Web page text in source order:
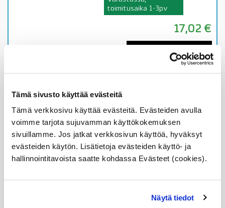
Tämä sivusto käyttää evästeitä
Tämä verkkosivu käyttää evästeitä. Evästeiden avulla
voimme tarjota sujuvamman käyttökokemuksen
sivuillamme. Jos jatkat verkkosivun käyttöä, hyväksyt
evästeiden käytön. Lisätietoja evästeiden käyttö- ja
hallinnointitavoista saatte kohdassa Evästeet (cookies).
Näytä tiedot
toimitusaika 1-3pv
17,02 €
Lisää ostoskoriin
E36 sedan, takavalon
polttimon tausta,
katso lisätiedoista
sopivuus autoosi, OE
Malleihin
Alkuperäinen BMW osa